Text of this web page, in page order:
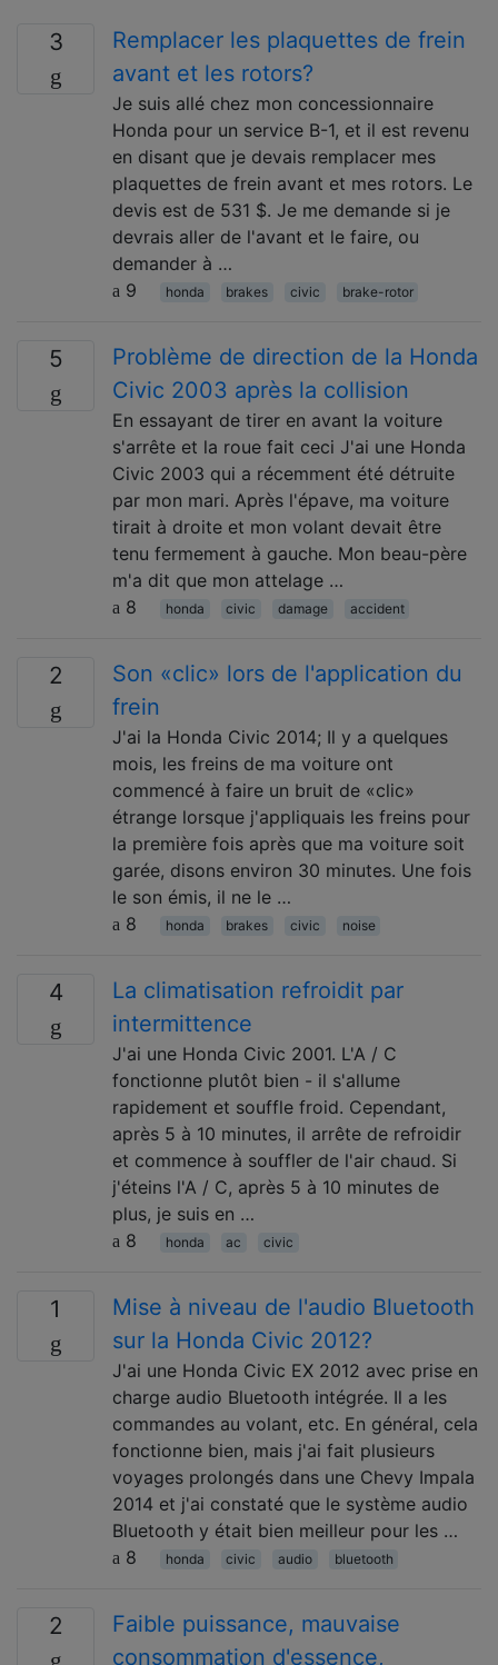
3
Remplacer les plaquettes de frein
avant et les rotors?
Je suis allé chez mon concessionnaire
Honda pour un service B-1, et il est revenu
en disant que je devais remplacer mes
plaquettes de frein avant et mes rotors. Le
devis est de 531 $. Je me demande si je
devrais aller de l'avant et le faire, ou
demander à …
9
honda brakes civic brake-rotor
5
Problème de direction de la Honda
Civic 2003 après la collision
En essayant de tirer en avant la voiture
s'arrête et la roue fait ceci J'ai une Honda
Civic 2003 qui a récemment été détruite
par mon mari. Après l'épave, ma voiture
tirait à droite et mon volant devait être
tenu fermement à gauche. Mon beau-père
m'a dit que mon attelage …
8
honda civic damage accident
2
Son «clic» lors de l'application du
frein
J'ai la Honda Civic 2014; Il y a quelques
mois, les freins de ma voiture ont
commencé à faire un bruit de «clic»
étrange lorsque j'appliquais les freins pour
la première fois après que ma voiture soit
garée, disons environ 30 minutes. Une fois
le son émis, il ne le …
8
honda brakes civic noise
4
La climatisation refroidit par
intermittence
J'ai une Honda Civic 2001. L'A / C
fonctionne plutôt bien - il s'allume
rapidement et souffle froid. Cependant,
après 5 à 10 minutes, il arrête de refroidir
et commence à souffler de l'air chaud. Si
j'éteins l'A / C, après 5 à 10 minutes de
plus, je suis en …
8
honda ac civic
1
Mise à niveau de l'audio Bluetooth
sur la Honda Civic 2012?
J'ai une Honda Civic EX 2012 avec prise en
charge audio Bluetooth intégrée. Il a les
commandes au volant, etc. En général, cela
fonctionne bien, mais j'ai fait plusieurs
voyages prolongés dans une Chevy Impala
2014 et j'ai constaté que le système audio
Bluetooth y était bien meilleur pour les …
8
honda civic audio bluetooth
2
Faible puissance, mauvaise
consommation d'essence,